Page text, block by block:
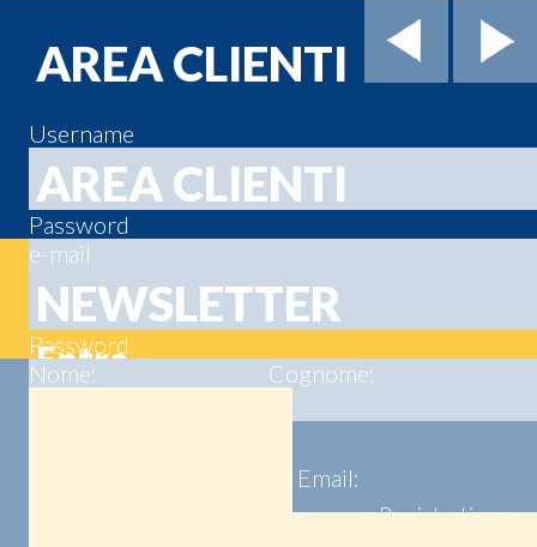
AREA CLIENTI
Username
Password
AREA CLIENTI
e-mail
Password
Registrati >>>
NEWSLETTER
Nome: Cognome:
Email: